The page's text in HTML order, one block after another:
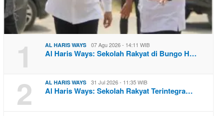
1 AL HARIS WAYS 07 Agu 2026 - 14:11 WIB
Al Haris Ways: Sekolah Rakyat di Bungo H…
2 AL HARIS WAYS 31 Jul 2026 - 11:35 WIB
Al Haris Ways: Sekolah Rakyat Terintegra…